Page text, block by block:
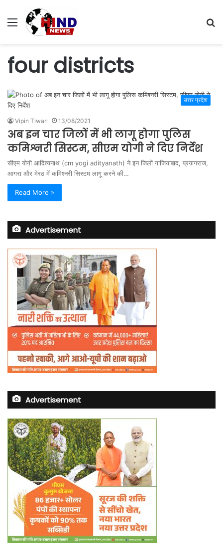
Menu
four districts
उत्तर प्रदेश
Vipin Tiwari 13/08/2021
अब इन चार जिलों में भी लागू होगा पुलिस
कमिश्नरी सिस्टम, सीएम योगी ने दिए निर्देश
सीएम योगी आदित्यनाथ (cm yogi adityanath) ने इन जिलों गाजियाबाद, प्रयागराज,
आगरा और मेरठ में कमिश्नरी सिस्टम लागू करने की…
Read More »
Advertisement
Advertisement